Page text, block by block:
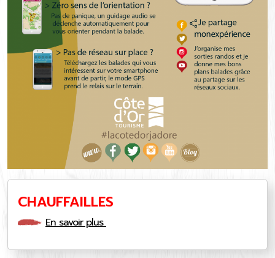
CHAUFFAILLES
En savoir plus